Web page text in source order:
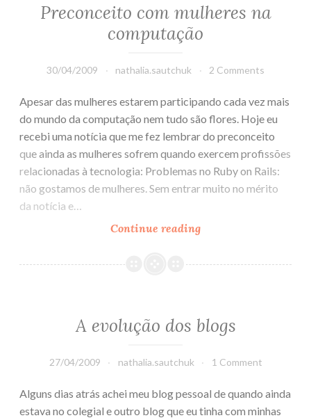
Preconceito com mulheres na
computação
30/04/2009 nathalia.sautchuk 2 Comments
Apesar das mulheres estarem participando cada vez mais
do mundo da computação nem tudo são flores. Hoje eu
recebi uma notícia que me fez lembrar do preconceito
que ainda as mulheres sofrem quando exercem profissões
relacionadas à tecnologia: Problemas no Ruby on Rails:
não gostamos de mulheres. Sem entrar muito no mérito
da notícia e…
Continue reading
mulheres
A evolução dos blogs
27/04/2009 nathalia.sautchuk 1 Comment
Alguns dias atrás achei meu blog pessoal de quando ainda
estava no colegial e outro blog que eu tinha com minhas